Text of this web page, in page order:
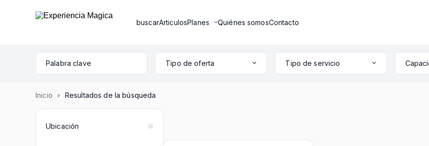
buscarArticulosPlanes Quiénes somosContacto
Tipo de oferta Tipo de servicio
Inicio Resultados de la búsqueda
Ubicación